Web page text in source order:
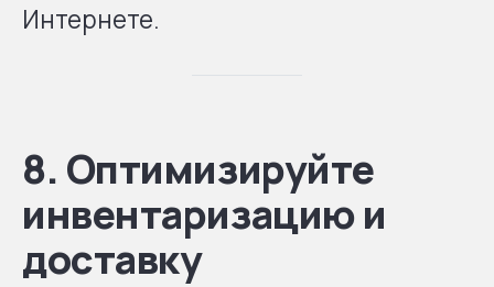
Интернете.
8. Оптимизируйте
инвентаризацию и
доставку